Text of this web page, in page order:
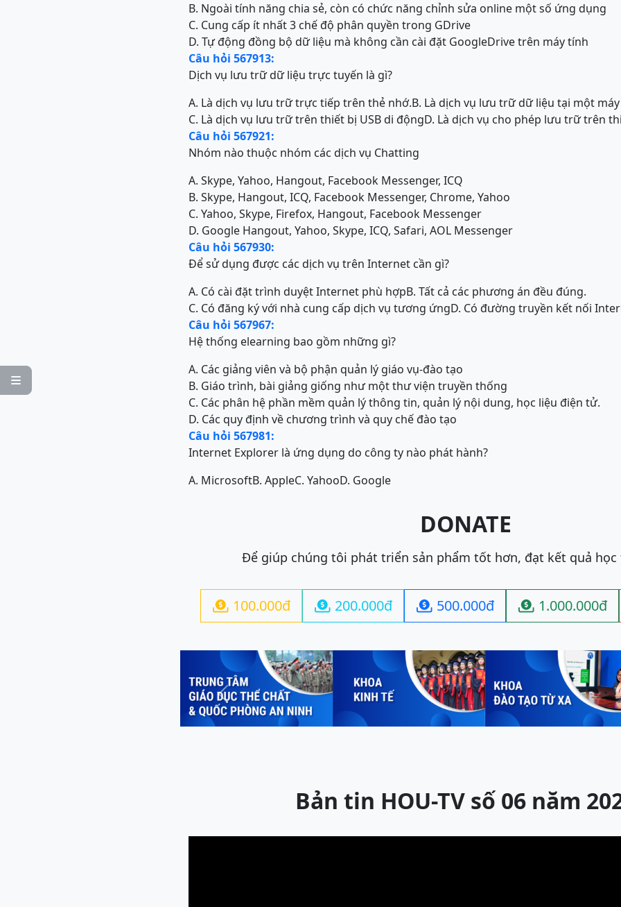

B. Ngoài tính năng chia sẻ, còn có chức năng chỉnh sửa online một số ứng dụng
C. Cung cấp ít nhất 3 chế độ phân quyền trong GDrive
D. Tự động đồng bộ dữ liệu mà không cần cài đặt GoogleDrive trên máy tính
Câu hỏi 567913:
Dịch vụ lưu trữ dữ liệu trực tuyến là gì?
A. Là dịch vụ lưu trữ trực tiếp trên thẻ nhớ.B. Là dịch vụ lưu trữ dữ liệu tại một
C. Là dịch vụ lưu trữ trên thiết bị USB di độngD. Là dịch vụ cho phép lưu trữ trên
Câu hỏi 567921:
Nhóm nào thuộc nhóm các dịch vụ Chatting
A. Skype, Yahoo, Hangout, Facebook Messenger, ICQ
B. Skype, Hangout, ICQ, Facebook Messenger, Chrome, Yahoo
C. Yahoo, Skype, Firefox, Hangout, Facebook Messenger
D. Google Hangout, Yahoo, Skype, ICQ, Safari, AOL Messenger
Câu hỏi 567930:
Để sử dụng được các dịch vụ trên Internet cần gì?
A. Có cài đặt trình duyệt Internet phù hợpB. Tất cả các phương án đều đúng.
C. Có đăng ký với nhà cung cấp dịch vụ tương ứngD. Có đường truyền kết nối
Câu hỏi 567967:
Hệ thống elearning bao gồm những gì?
A. Các giảng viên và bộ phận quản lý giáo vụ-đào tạo
B. Giáo trình, bài giảng giống như một thư viện truyền thống
C. Các phân hệ phần mềm quản lý thông tin, quản lý nội dung, học liệu điện tử.
D. Các quy định về chương trình và quy chế đào tạo
Câu hỏi 567981:
Internet Explorer là ứng dụng do công ty nào phát hành?
A. MicrosoftB. AppleC. YahooD. Google
DONATE
Để giúp chúng tôi phát triển sản phẩm tốt hơn, đạt kết quả học
 100.000đ  200.000đ  500.000đ  1.000.000đ
Previous
Bản tin HOU-TV số 06 năm